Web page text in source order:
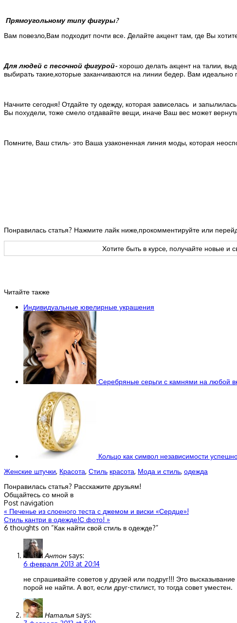
Прямоугольному типу фигуры?
Вам повезло,Вам подходит почти все. Делайте акцент там, где Вы
Для людей с песочной фигурой- хорошо делать акцент на талии,
выбирать такие,которые заканчиваются на линии бедер. Вам
Начните сегодня! Отдайте ту одежду, которая зависелась и
Вы похудели, тоже смело отдавайте вещи, иначе Ваш вес может
Помните, Ваш стиль- это Ваша узаконенная линия моды, которая
Понравилась статья? Нажмите лайк ниже,прокомментируйте или
Хотите быть в курсе, получайте новые и
Читайте также
Индивидуальные ювелирные украшения
Серебряные серьги с камнями на любой
Кольцо как символ независимости
Женские штучки, Красота, Стиль красота, Мода и стиль, одежда
Понравилась статья? Расскажите друзьям!
Общайтесь со мной в
Post navigation
« Печенье из слоеного теста с джемом и виски «Сердце»!
Стиль кантри в одежде!С фото! »
6 thoughts on “Как найти свой стиль в одежде?”
Антон says:
6 февраля 2013 at 20:14
не спрашивайте советов у друзей или подруг!!! Это
порой не найти. А вот, если друг-стилист, то тогда совет уместен.
Наталья says: